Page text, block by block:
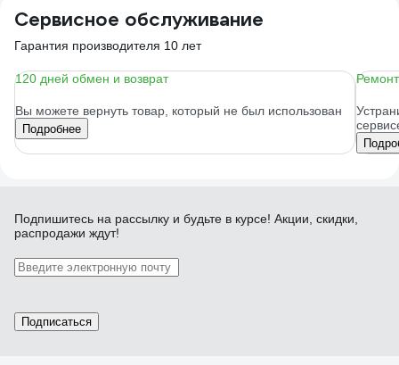
Сервисное обслуживание
Гарантия производителя 10 лет
120 дней обмен и возврат
Вы можете вернуть товар, который не был использован
Подробнее
Подпишитесь на рассылку и будьте в курсе! Акции, скидки,
распродажи ждут!
Подписаться